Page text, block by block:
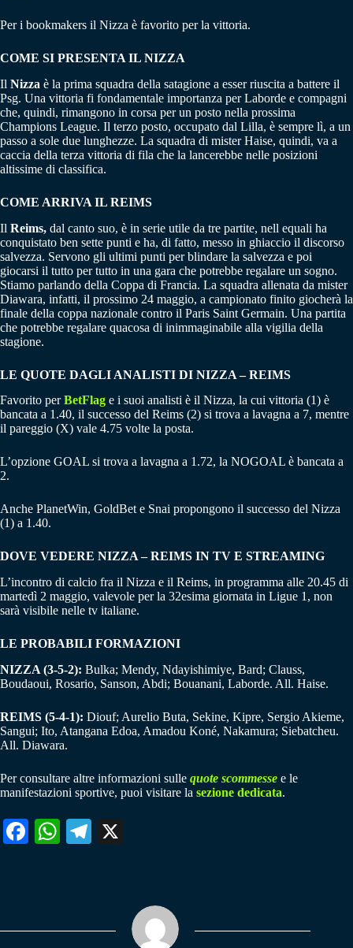
Per i bookmakers il Nizza è favorito per la vittoria.
COME SI PRESENTA IL NIZZA
Il Nizza è la prima squadra della satagione a esser riuscita a battere il
Psg. Una vittoria fi fondamentale importanza per Laborde e compagni
che, quindi, rimangono in corsa per un posto nella prossima
Champions League. Il terzo posto, occupato dal Lilla, è sempre lì, a un
passo a sole due lunghezze. La squadra di mister Haise, quindi, va a
caccia della terza vittoria di fila che la lancerebbe nelle posizioni
altissime di classifica.
COME ARRIVA IL REIMS
Il Reims, dal canto suo, è in serie utile da tre partite, nell equali ha
conquistato ben sette punti e ha, di fatto, messo in ghiaccio il discorso
salvezza. Servono gli ultimi punti per blindare la salvezza e poi
giocarsi il tutto per tutto in una gara che potrebbe regalare un sogno.
Stiamo parlando della Coppa di Francia. La squadra allenata da mister
Diawara, infatti, il prossimo 24 maggio, a campionato finito giocherà la
finale della coppa nazionale contro il Paris Saint Germain. Una partita
che potrebbe regalare quacosa di inimmaginabile alla vigilia della
stagione.
LE QUOTE DAGLI ANALISTI DI NIZZA – REIMS
Favorito perBetFlag e i suoi analisti è il Nizza, la cui vittoria (1) è
bancata a 1.40, il successo del Reims (2) si trova a lavagna a 7, mentre
il pareggio (X) vale 4.75 volte la posta.
L’opzione GOAL si trova a lavagna a 1.72, la NOGOAL è bancata a
2.
Anche PlanetWin, GoldBet e Snai propongono il successo del Nizza
(1) a 1.40.
DOVE VEDERE NIZZA – REIMS IN TV E STREAMING
L’incontro di calcio fra il Nizza e il Reims, in programma alle 20.45 di
martedì 2 maggio, valevole per la 32esima giornata in Ligue 1, non
sarà visibile nelle tv italiane.
LE PROBABILI FORMAZIONI
NIZZA (3-5-2): Bulka; Mendy, Ndayishimiye, Bard; Clauss,
Boudaoui, Rosario, Sanson, Abdi; Bouanani, Laborde. All. Haise.
REIMS (5-4-1): Diouf; Aurelio Buta, Sekine, Kipre, Sergio Akieme,
Sangui; Ito, Atangana Edoa, Amadou Koné, Nakamura; Siebatcheu.
All. Diawara.
Per consultare altre informazioni sulle quote scommesse e le
manifestazioni sportive, puoi visitare la sezione dedicata.
Fa W
pp
Te
m